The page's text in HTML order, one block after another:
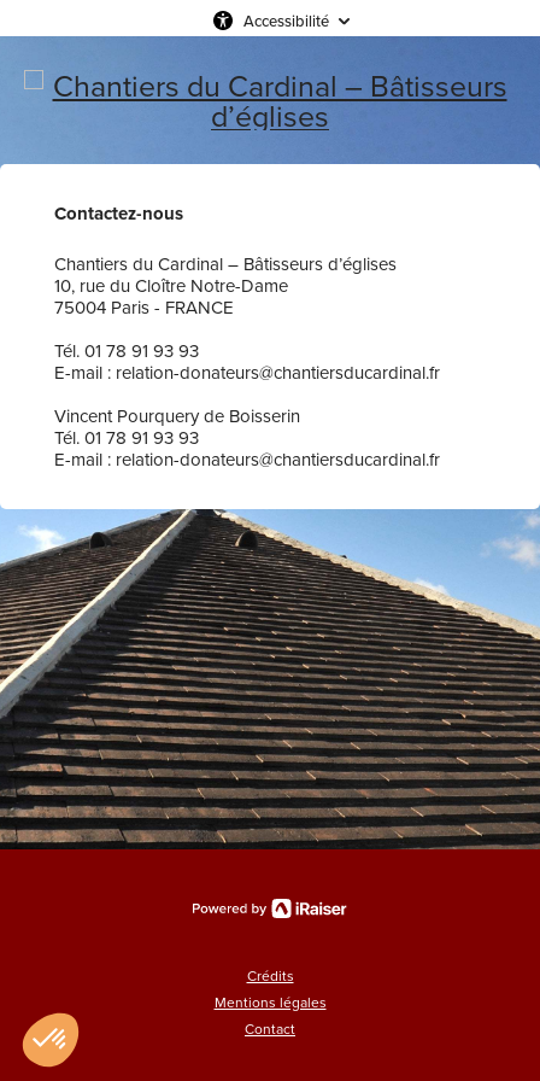
Accessibilité
Contactez-nous
Chantiers du Cardinal – Bâtisseurs d’églises
10, rue du Cloître Notre-Dame
75004 Paris - FRANCE
Tél. 01 78 91 93 93
E-mail : relation-donateurs@chantiersducardinal.fr
Vincent Pourquery de Boisserin
Tél. 01 78 91 93 93
E-mail : relation-donateurs@chantiersducardinal.fr
Crédits
Mentions légales
Contact